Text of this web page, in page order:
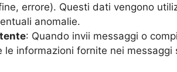
errore). Questi dati vengono
anomalie.
: Quando invii messaggi o
le informazioni fornite nei messaggi